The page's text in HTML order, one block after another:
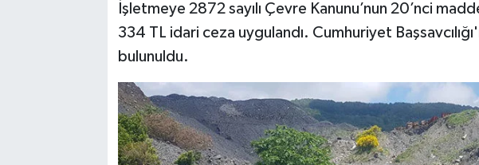
İşletmeye 2872 sayılı Çevre Kanunu’nun 20’nci
334 TL idari ceza uygulandı. Cumhuriyet
bulunuldu.